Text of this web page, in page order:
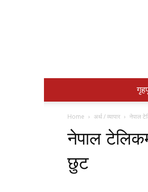
Home अर्थ / व्यापार नेपाल
नेपाल
छुट